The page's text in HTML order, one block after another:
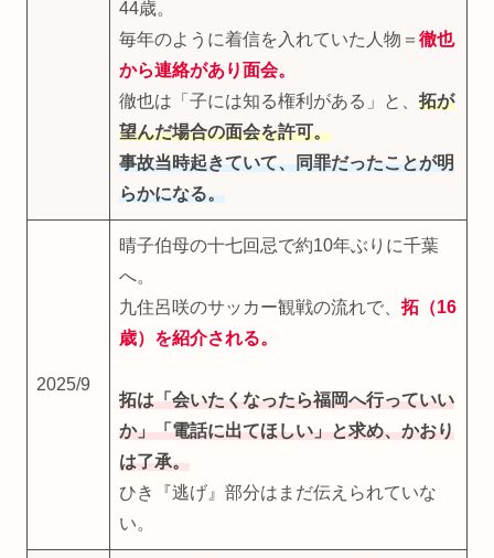
44歳。
毎年のように着信を入れていた人物＝ 徹也
から連絡があり面会。
徹也は「子には知る権利がある」と、 拓が
望んだ場合の面会を許可。
事故当時起きていて、同罪だったことが明
らかになる。
2025/9
晴子伯母の十七回忌で約10年ぶりに千葉
へ。
九住呂咲のサッカー観戦の流れで、 拓（16
歳）を紹介される。
拓は「会いたくなったら福岡へ行っていい
か」「電話に出てほしい」と求め、かおり
は了承。
ひき『逃げ』部分はまだ伝えられていな
い。